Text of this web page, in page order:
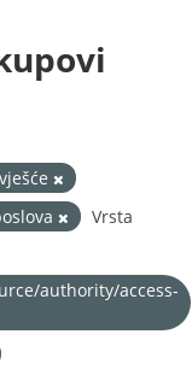
Vrsta
authority/access-